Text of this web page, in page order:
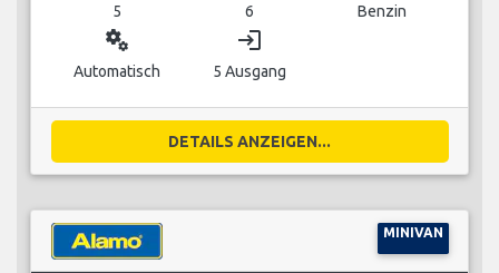
5 6 Benzin
miscellaneous_services
Automatisch
login
5 Ausgang
DETAILS ANZEIGEN...
MINIVAN